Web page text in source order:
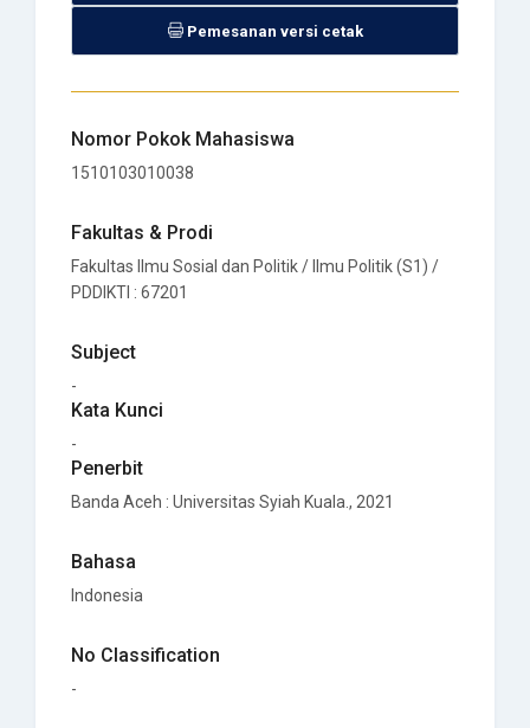
Pemesanan versi cetak
Nomor Pokok Mahasiswa
1510103010038
Fakultas & Prodi
Fakultas Ilmu Sosial dan Politik / Ilmu Politik (S1) /
PDDIKTI : 67201
Subject
-
Kata Kunci
-
Penerbit
Banda Aceh : Universitas Syiah Kuala., 2021
Bahasa
Indonesia
No Classification
-